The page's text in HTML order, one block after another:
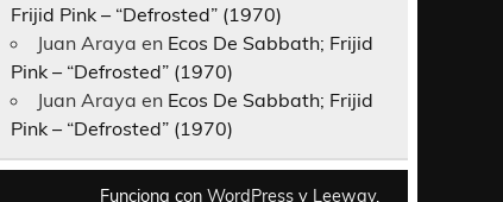
Frijid Pink – “Defrosted” (1970)
Juan Araya en Ecos De Sabbath; Frijid
Pink – “Defrosted” (1970)
Juan Araya en Ecos De Sabbath; Frijid
Pink – “Defrosted” (1970)
Funciona con WordPress y Leeway.